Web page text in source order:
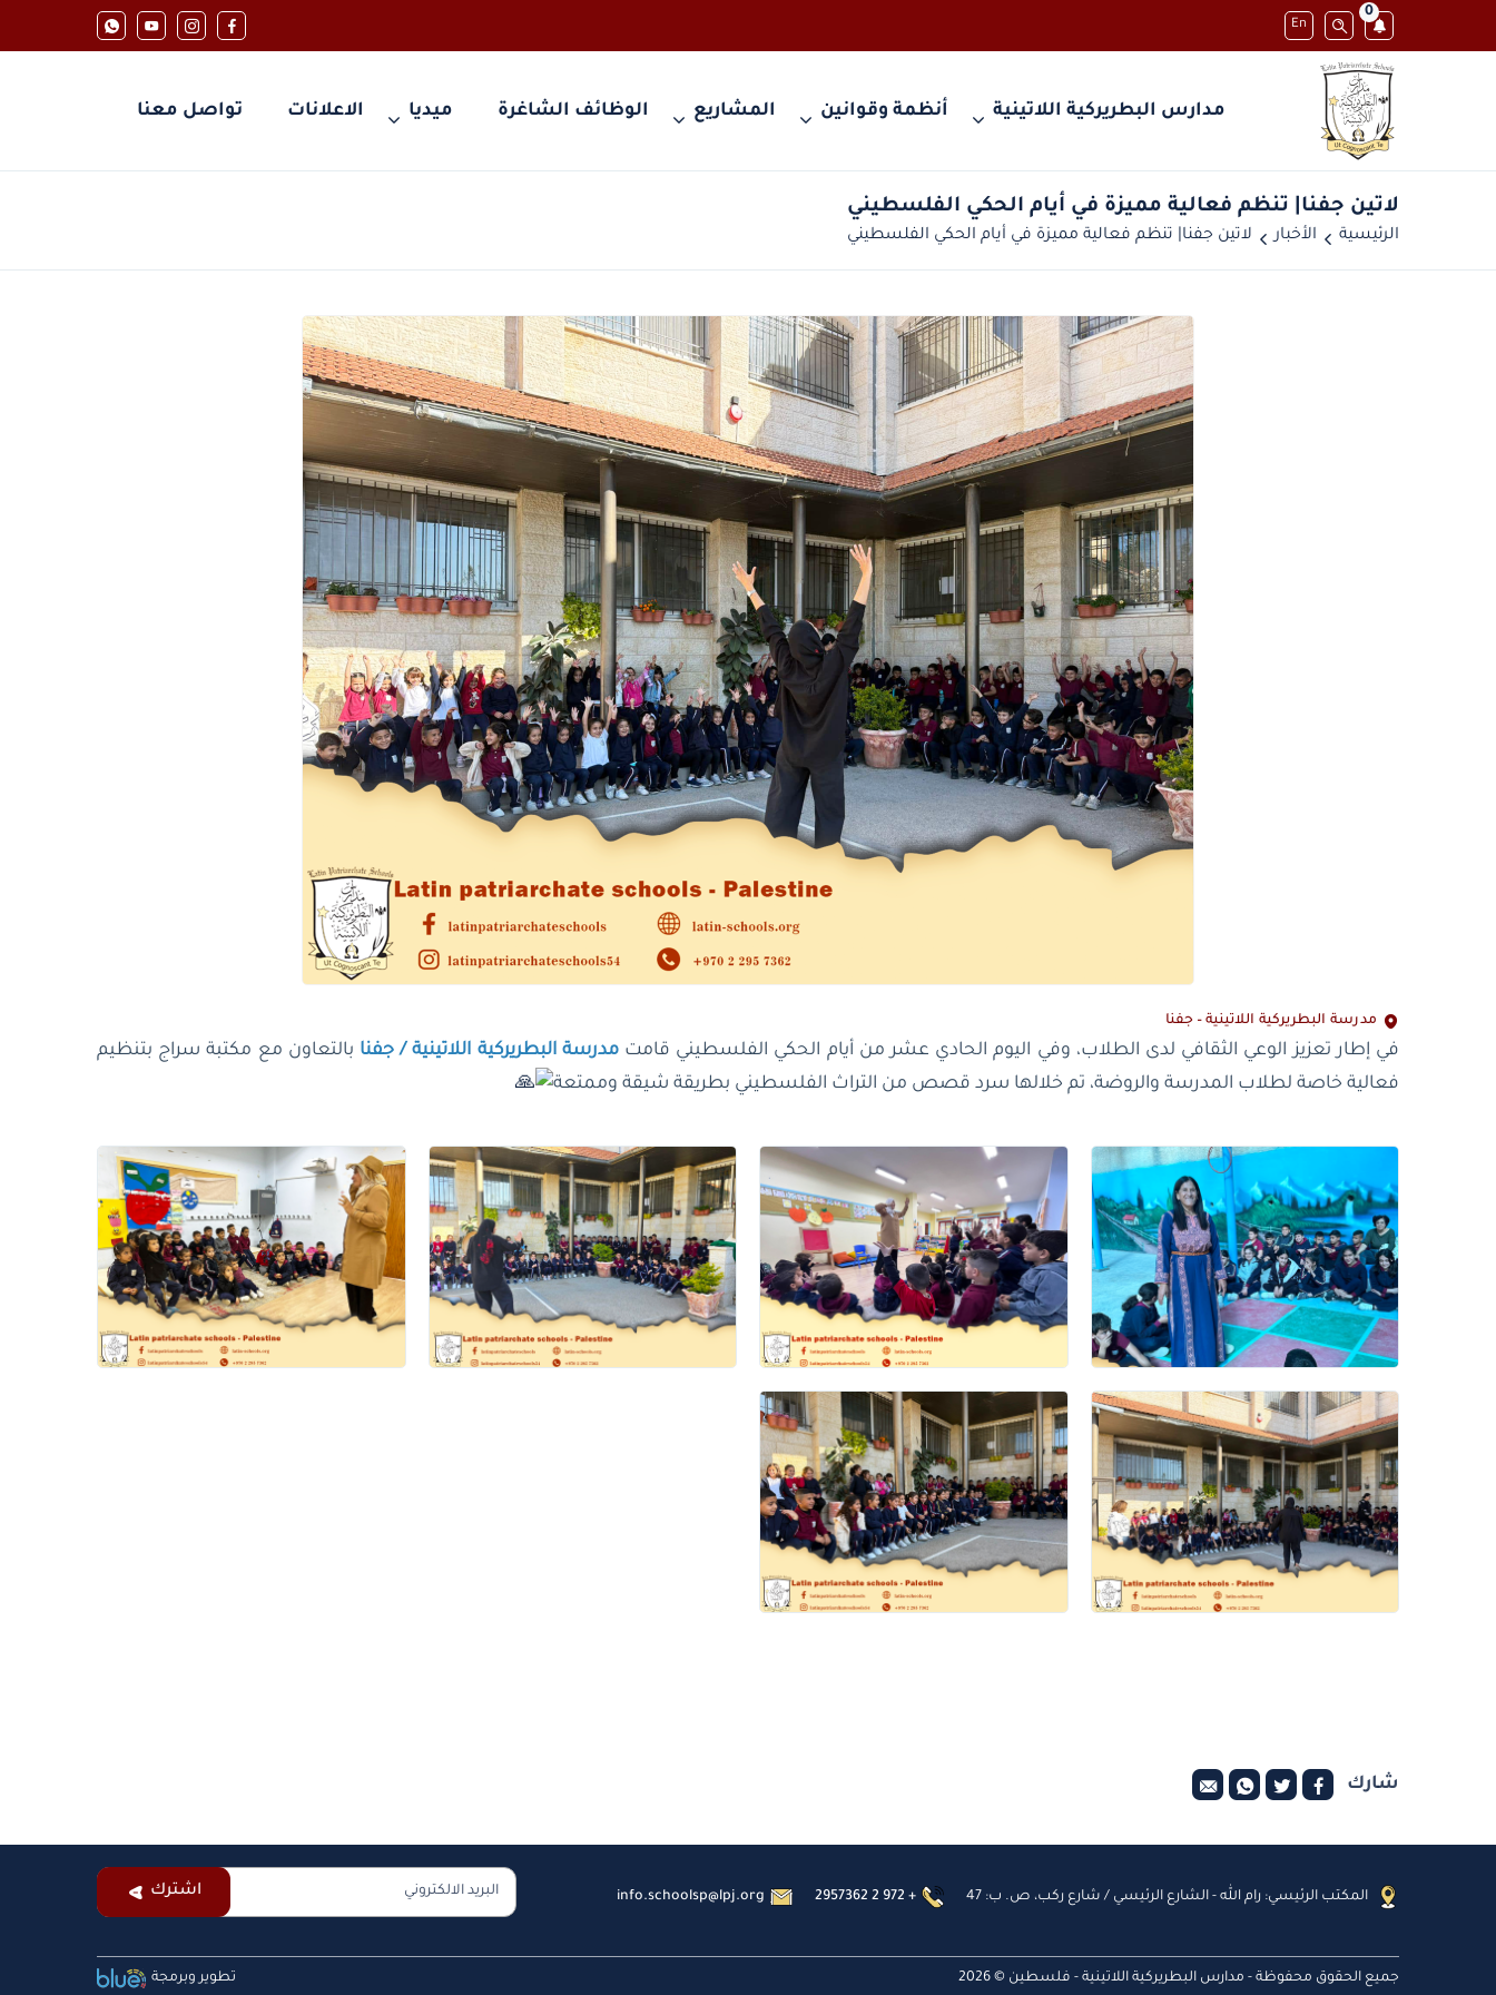
0
En
مدارس البطريركية اللاتينية أنظمة وقوانين المشاريع الوظائف الشاغرة ميديا الاعلانات تواصل معنا
الرئيسية الأخبار
مدرسة البطريركية اللاتينية – جفنا
في إطار تعزيز الوعي الثقافي لدى الطلاب، وفي اليوم الحادي عشر من أيام الحكي الفلسطيني قامتمدرسة البطريركية اللاتينية / جفنا بالتعاون مع مكتبة سراج بتنظيم
فعالية خاصة لطلاب المدرسة والروضة، تم خلالها سرد قصص من التراث الفلسطيني بطريقة شيقة وممتعة
شارك
المكتب الرئيسي: رام الله - الشارع الرئيسي / شارع ركب، ص. ب: 47 2957362 2 972 +
info.schoolsp@lpj.org اشترك
جميع الحقوق محفوظة - مدارس البطريركية اللاتينية - فلسطين © 2026 تطوير وبرمجة